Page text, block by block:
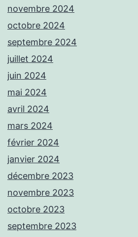
novembre 2024
octobre 2024
septembre 2024
juillet 2024
juin 2024
mai 2024
avril 2024
mars 2024
février 2024
janvier 2024
décembre 2023
novembre 2023
octobre 2023
septembre 2023